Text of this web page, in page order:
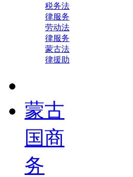
税务法
律服务
劳动法
律服务
蒙古法
律援助
蒙古
国商
务